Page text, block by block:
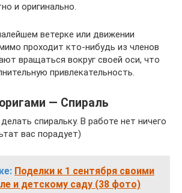
и оригинально.
ветерке или движении
проходит кто-нибудь из членов
вращаться вокруг своей оси, что
привлекательность.
— Cпираль
спиральку. В работе нет ничего
вас порадует)
Поделки к 1 сентября своими
и детскому саду (38 фото)